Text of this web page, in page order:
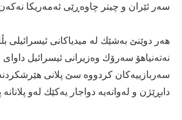
سەر ئێران و چیتر چاوەڕێی ئەمەریكا
هەر دوێنێ بەشێك لە میدیاكانی ئیسرائیلی
نەتەنیاهۆ سەرۆك وەزیرانی ئیسرائیل داوای
سەربازییەكان كردووە سێ پلانی
دابڕێژن و لەوانەیە دواجار یەكێك لەو